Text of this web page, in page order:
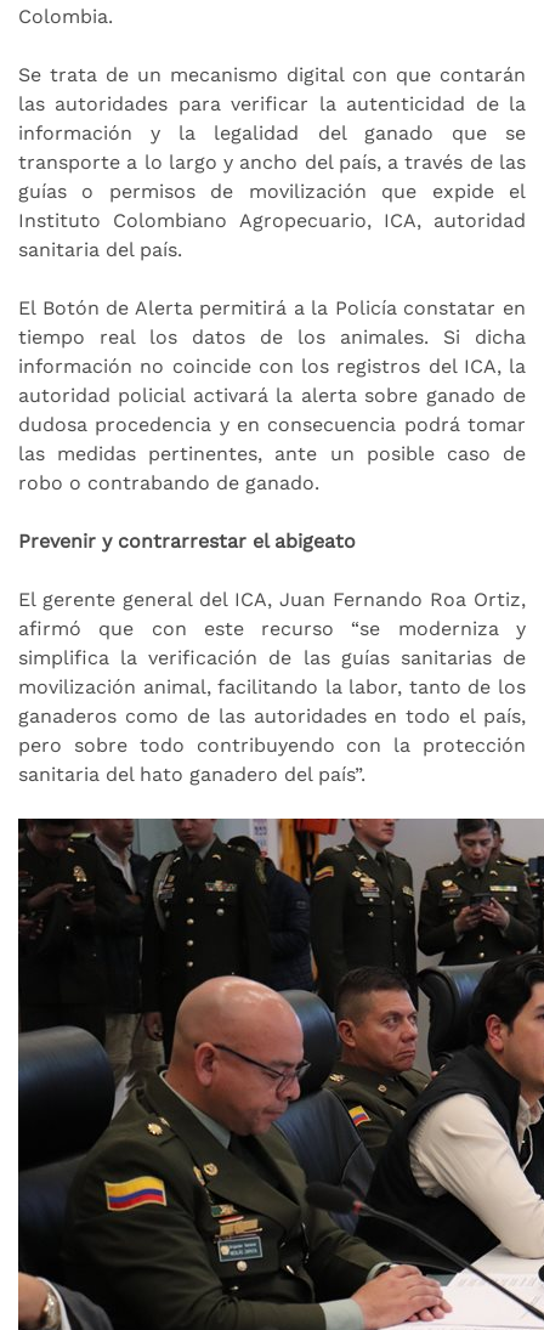
Colombia.
Se trata de un mecanismo digital con que contarán
las autoridades para verificar la autenticidad de la
información y la legalidad del ganado que se
transporte a lo largo y ancho del país, a través de las
guías o permisos de movilización que expide el
Instituto Colombiano Agropecuario, ICA, autoridad
sanitaria del país.
El Botón de Alerta permitirá a la Policía constatar en
tiempo real los datos de los animales. Si dicha
información no coincide con los registros del ICA, la
autoridad policial activará la alerta sobre ganado de
dudosa procedencia y en consecuencia podrá tomar
las medidas pertinentes, ante un posible caso de
robo o contrabando de ganado.
Prevenir y contrarrestar el abigeato
El gerente general del ICA, Juan Fernando Roa Ortiz,
afirmó que con este recurso “se moderniza y
simplifica la verificación de las guías sanitarias de
movilización animal, facilitando la labor, tanto de los
ganaderos como de las autoridades en todo el país,
pero sobre todo contribuyendo con la protección
sanitaria del hato ganadero del país”.